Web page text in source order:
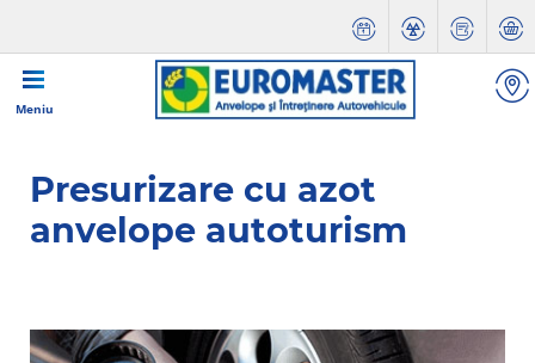
Meniu
Presurizare cu azot
anvelope autoturism